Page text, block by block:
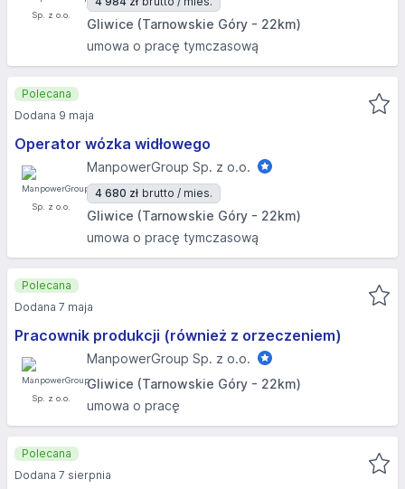
Gliwice (Tarnowskie Góry - 22km)
umowa o pracę tymczasową
Operator wózka widłowego
ManpowerGroup Sp. z o.o.
4 680 zł brutto / mies.
Gliwice (Tarnowskie Góry - 22km)
umowa o pracę tymczasową
Polecana
Dodana 9 maja
Pracownik produkcji (również z orzeczeniem)
ManpowerGroup Sp. z o.o.
Gliwice (Tarnowskie Góry - 22km)
umowa o pracę
Polecana
Dodana 7 maja
Polecana
Dodana 7 sierpnia